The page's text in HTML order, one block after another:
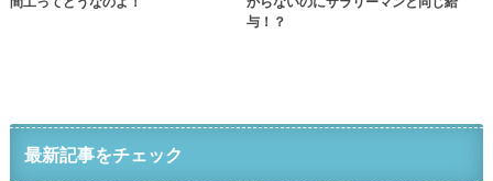
与！？
最新記事をチェック